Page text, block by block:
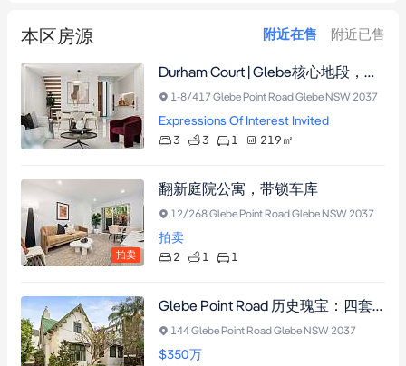
本区房源 附近在售 附近已售
Durham Court | Glebe核心地段，六席现代联排别墅与修复遗产双拼别墅，私享电梯入户，奢装庭院，经典与现代交融。
1-8/417 Glebe Point Road Glebe NSW 2037
Expressions Of Interest Invited
3 3 1 219 ㎡
拍卖
翻新庭院公寓，带锁车库
12/268 Glebe Point Road Glebe NSW 2037
拍卖
2 1 1
Glebe Point Road 历史瑰宝：四套宽敞一居公寓，568平方米宁静之地，经典维多利亚建筑，可欣赏城市与Barangaroo景观，毗邻购物中心与轻轨。
144 Glebe Point Road Glebe NSW 2037
$350万